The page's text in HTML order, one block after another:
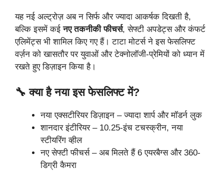
यह नई अल्ट्रोज़ अब न सिर्फ और ज्यादा आकर्षक दिखती है,
बल्कि इसमें कईनए तकनीकी फीचर्स, सेफ्टी अपडेट्स और कंफर्ट
एलिमेंट्स भी शामिल किए गए हैं। टाटा मोटर्स ने इस फेसलिफ्ट
वर्ज़न को खासतौर पर युवाओं और टेक्नोलॉजी-प्रेमियों को ध्यान में
रखते हुए डिज़ाइन किया है।
🔧 क्या है नया इस फेसलिफ्ट में?
नया एक्सटीरियर डिज़ाइन – ज्यादा शार्प और मॉडर्न लुक
शानदार इंटीरियर – 10.25-इंच टचस्क्रीन, नया
स्टीयरिंग व्हील
नए सेफ्टी फीचर्स – अब मिलते हैं 6 एयरबैग्स और 360-
डिग्री कैमरा